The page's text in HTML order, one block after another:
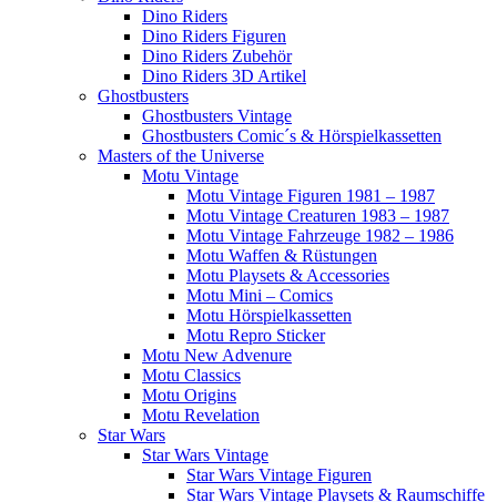
Dino Riders
Dino Riders Figuren
Dino Riders Zubehör
Dino Riders 3D Artikel
Ghostbusters
Ghostbusters Vintage
Ghostbusters Comic´s & Hörspielkassetten
Masters of the Universe
Motu Vintage
Motu Vintage Figuren 1981 – 1987
Motu Vintage Creaturen 1983 – 1987
Motu Vintage Fahrzeuge 1982 – 1986
Motu Waffen & Rüstungen
Motu Playsets & Accessories
Motu Mini – Comics
Motu Hörspielkassetten
Motu Repro Sticker
Motu New Advenure
Motu Classics
Motu Origins
Motu Revelation
Star Wars
Star Wars Vintage
Star Wars Vintage Figuren
Star Wars Vintage Playsets & Raumschiffe